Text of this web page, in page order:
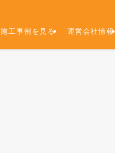
施工事例を見る 運営会社情報